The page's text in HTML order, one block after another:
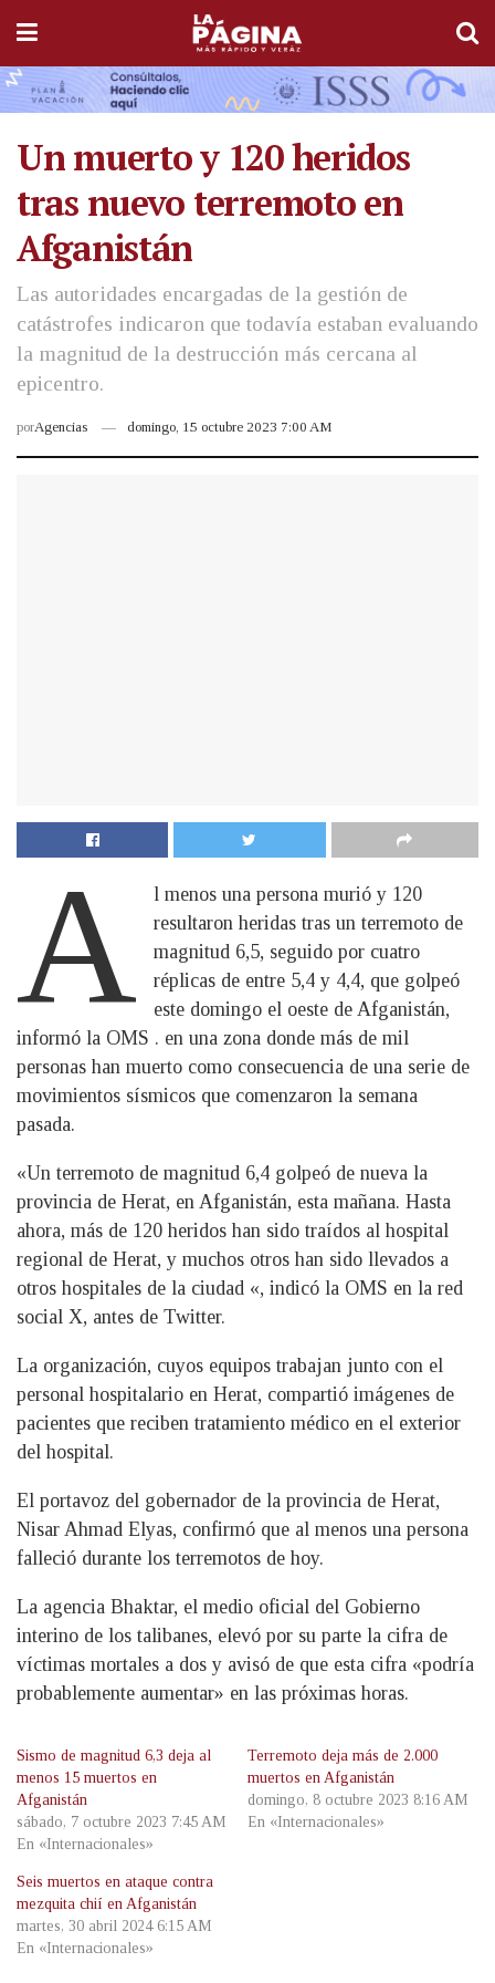
Un muerto y 120 heridos
tras nuevo terremoto en
Afganistán
Las autoridades encargadas de la gestión de
catástrofes indicaron que todavía estaban evaluando
la magnitud de la destrucción más cercana al
epicentro.
porAgencias domingo, 15 octubre 2023 7:00 AM
A
l menos una persona murió y 120
resultaron heridas tras un terremoto de
magnitud 6,5, seguido por cuatro
réplicas de entre 5,4 y 4,4, que golpeó
este domingo el oeste de Afganistán,
informó la OMS . en una zona donde más de mil
personas han muerto como consecuencia de una serie de
movimientos sísmicos que comenzaron la semana
pasada.
«Un terremoto de magnitud 6,4 golpeó de nueva la
provincia de Herat, en Afganistán, esta mañana. Hasta
ahora, más de 120 heridos han sido traídos al hospital
regional de Herat, y muchos otros han sido llevados a
otros hospitales de la ciudad «, indicó la OMS en la red
social X, antes de Twitter.
La organización, cuyos equipos trabajan junto con el
personal hospitalario en Herat, compartió imágenes de
pacientes que reciben tratamiento médico en el exterior
del hospital.
El portavoz del gobernador de la provincia de Herat,
Nisar Ahmad Elyas, confirmó que al menos una persona
falleció durante los terremotos de hoy.
La agencia Bhaktar, el medio oficial del Gobierno
interino de los talibanes, elevó por su parte la cifra de
víctimas mortales a dos y avisó de que esta cifra «podría
probablemente aumentar» en las próximas horas.
Sismo de magnitud 6,3 deja al
menos 15 muertos en
Afganistán
sábado, 7 octubre 2023 7:45 AM
En «Internacionales»
Terremoto deja más de 2.000
muertos en Afganistán
domingo, 8 octubre 2023 8:16 AM
En «Internacionales»
Seis muertos en ataque contra
mezquita chií en Afganistán
martes, 30 abril 2024 6:15 AM
En «Internacionales»